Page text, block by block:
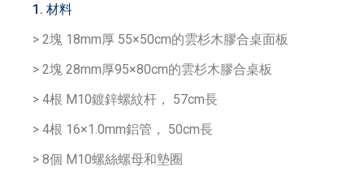
1. 材料
> 2塊 18mm厚 55×50cm的雲杉木膠合桌面板
> 2塊 28mm厚95×80cm的雲杉木膠合桌板
> 4根 M10鍍鋅螺紋杆， 57cm長
> 4根 16×1.0mm鋁管， 50cm長
> 8個 M10螺絲螺母和墊圈